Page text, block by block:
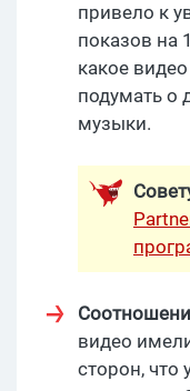
привело к
показов на
какое
подумать о
музыки.
видео
сторон, что